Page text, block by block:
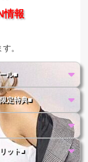
情報
。
ル■
定特典■
ット■